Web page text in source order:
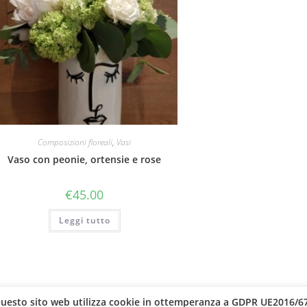
Composizioni floreali, Vasi
Vaso con peonie, ortensie e rose
€45.00
Leggi tutto
sito web utilizza cookie in ottemperanza a GDPR UE2016/